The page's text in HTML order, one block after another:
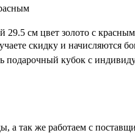
см цвет золото с
скидку и
кубок с
а так же работаем с